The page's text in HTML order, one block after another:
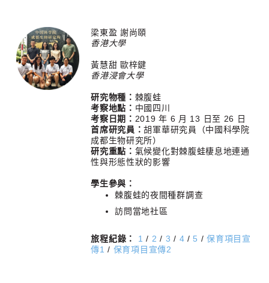
梁東盈 謝尚頤
香港大學
黃慧甜 歐梓鍵
香港浸會大學
研究物種： 棘腹蛙
考察地點： 中國四川
考察日期： 2019 年 6 月 13 日至 26 日
首席研究員：胡軍華研究員（中國科學院
成都生物研究所）
研究重點： 氣候變化對棘腹蛙棲息地連通
性與形態性狀的影響
學生參與：
棘腹蛙的夜間種群調查
訪問當地社區
旅程紀錄： 1 / 2 / 3 / 4 / 5 /保育項目宣
傳1 / 保育項目宣傳2